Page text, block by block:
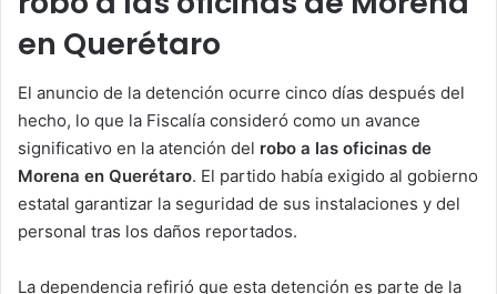
en Querétaro
El anuncio de la detención ocurre cinco días después del
hecho, lo que la Fiscalía consideró como un avance
significativo en la atención del robo a las oficinas de
Morena en Querétaro. El partido había exigido al gobierno
estatal garantizar la seguridad de sus instalaciones y del
personal tras los daños reportados.
La dependencia refirió que esta detención es parte de la